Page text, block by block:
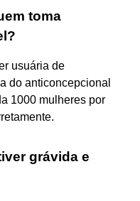
toma
usuária de
do anticoncepcional
1000 mulheres por
grávida e